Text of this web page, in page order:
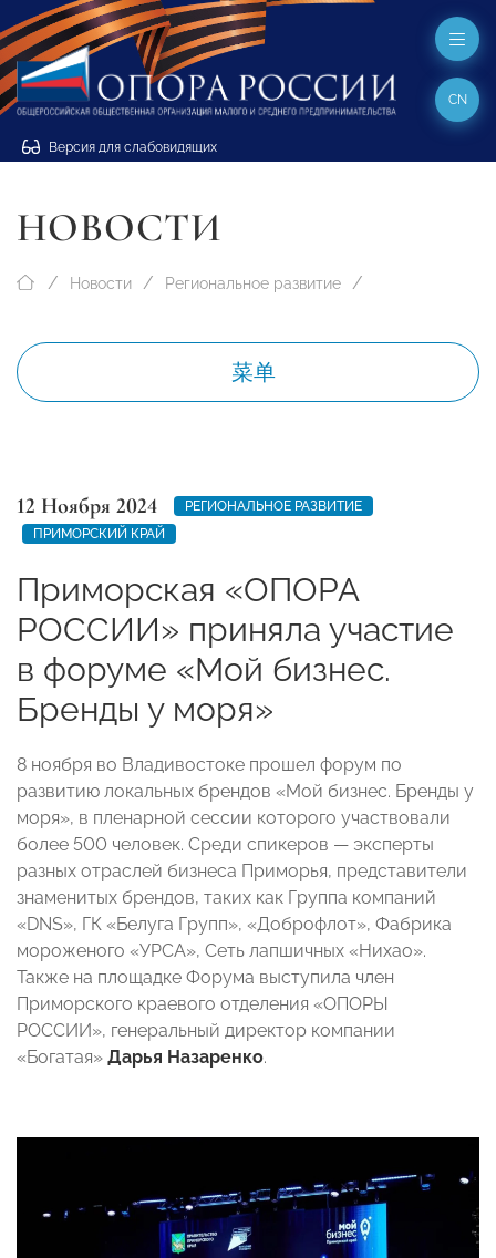
Версия для слабовидящих
CN
НОВОСТИ
Новости Региональное развитие
菜单
12 Ноября 2024
РЕГИОНАЛЬНОЕ РАЗВИТИЕ
ПРИМОРСКИЙ КРАЙ
Приморская «ОПОРА
РОССИИ» приняла участие
в форуме «Мой бизнес.
Бренды у моря»
8 ноября во Владивостоке прошел форум по
развитию локальных брендов «Мой бизнес. Бренды у
моря», в пленарной сессии которого участвовали
более 500 человек. Среди спикеров — эксперты
разных отраслей бизнеса Приморья, представители
знаменитых брендов, таких как Группа компаний
«DNS», ГК «Белуга Групп», «Доброфлот», Фабрика
мороженого «УРСА», Сеть лапшичных «Нихао».
Также на площадке Форума выступила член
Приморского краевого отделения «ОПОРЫ
РОССИИ», генеральный директор компании
«Богатая» Дарья Назаренко.